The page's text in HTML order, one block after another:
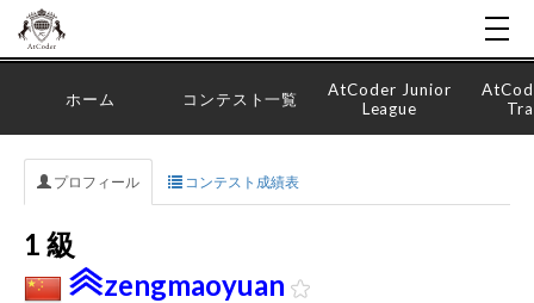
ホーム コンテスト一覧
AtCoder Junior
League
プロフィール コンテスト成績表
1 級
zengmaoyuan